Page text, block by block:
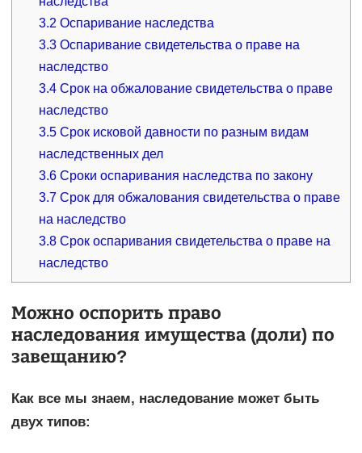
3.2 Оспаривание наследства
3.3 Оспаривание свидетельства о праве на
наследство
3.4 Срок на обжалование свидетельства о праве
наследство
3.5 Срок исковой давности по разным видам
наследственных дел
3.6 Сроки оспаривания наследства по закону
3.7 Срок для обжалования свидетельства о праве
на наследство
3.8 Срок оспаривания свидетельства о праве на
наследство
Можно оспорить право
наследования имущества (доли) по
завещанию?
Как все мы знаем, наследование может быть
двух типов: